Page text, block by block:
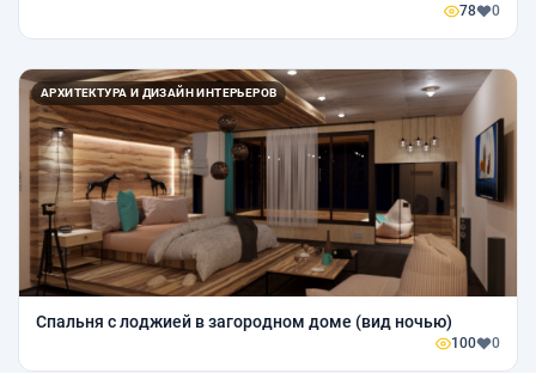
78 0
АРХИТЕКТУРА И ДИЗАЙН ИНТЕРЬЕРОВ
Спальня с лоджией в загородном доме (вид ночью)
100 0